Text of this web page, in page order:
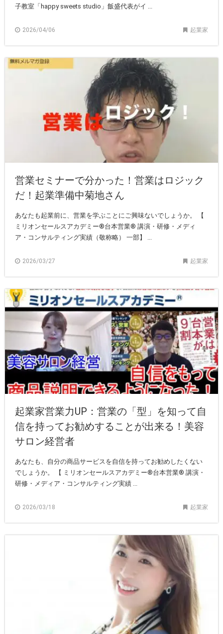
子教室「happy sweets studio」飯盛代表がイ ...
2026/04/06 起業家
営業セミナーで分かった！営業はロジック
だ！起業準備中菊地さん
あなたも起業前に、営業を学ぶことにご興味ないでしょうか。 【
ミリオンセールスアカデミー®︎台本営業®︎ 講演・研修・メディ
ア・コンサルティング実績（敬称略） 一部】 ...
2026/03/27 起業家
起業家営業力UP：営業の「型」を知って自
信を持ってお勧めすることが出来る！美容
サロン経営者
あなたも、自分の商品サービスを自信を持ってお勧めしたくない
でしょうか。 【 ミリオンセールスアカデミー®︎台本営業®︎ 講演・
研修・メディア・コンサルティング実績 ...
2026/03/18 起業家